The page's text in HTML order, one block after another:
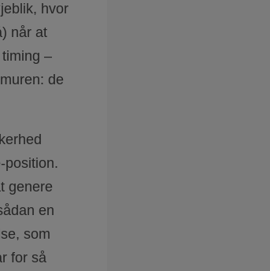
hvor
når at
–
de
position.
genere
en
som
for så